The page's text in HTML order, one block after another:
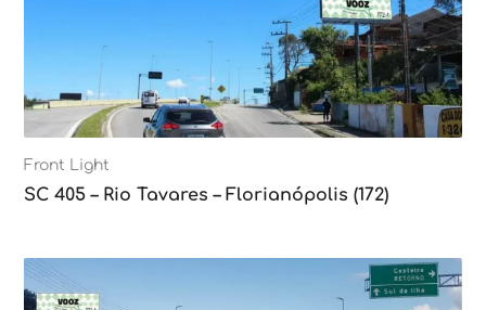
Front Light
SC 405 – Rio Tavares – Florianópolis (172)